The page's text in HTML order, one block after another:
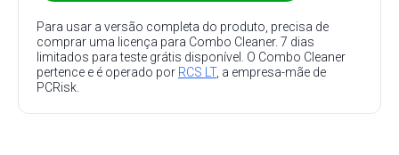
Para usar a versão completa do produto, precisa de
comprar uma licença para Combo Cleaner. 7 dias
limitados para teste grátis disponível. O Combo Cleaner
pertence e é operado por RCS LT, a empresa-mãe de
PCRisk.